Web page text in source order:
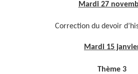
Mardi 27
Correction du devoir
Mardi 15
Thème 3